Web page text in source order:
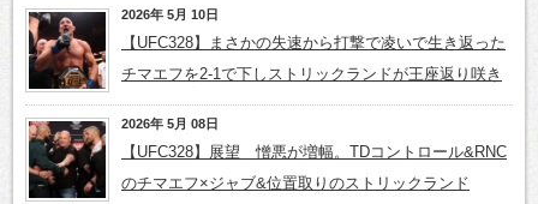
2026年 5月 10日
【UFC328】まさかの失速から打撃で凌いで生き返った
チマエフを2-1で下しストリックランドが王座返り咲き
2026年 5月 08日
【UFC328】展望 憎悪が増幅。TDコントロール&RNC
のチマエフ×ジャブ&位置取りのストリックランド